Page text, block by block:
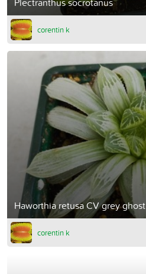
corentin k
Haworthia retusa CV grey ghost
corentin k